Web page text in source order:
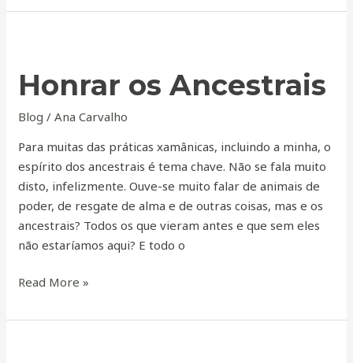
Honrar os Ancestrais
Blog /Ana Carvalho
Para muitas das práticas xamânicas, incluindo a minha, o
espírito dos ancestrais é tema chave. Não se fala muito
disto, infelizmente. Ouve-se muito falar de animais de
poder, de resgate de alma e de outras coisas, mas e os
ancestrais? Todos os que vieram antes e que sem eles
não estaríamos aqui? E todo o
Ancestrais
Read More »